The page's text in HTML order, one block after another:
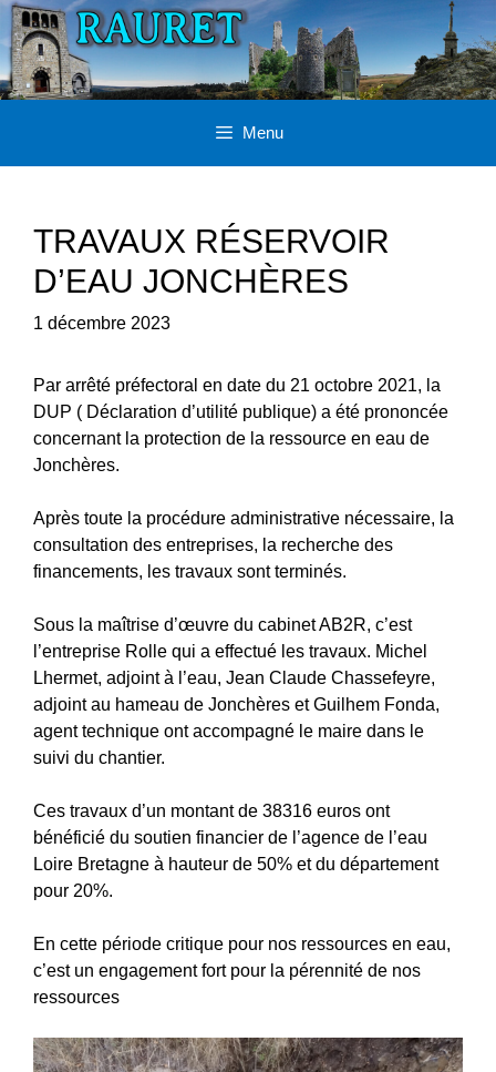
Aller
au
contenu
Menu
TRAVAUX RÉSERVOIR
D’EAU JONCHÈRES
1 décembre 2023
Par arrêté préfectoral en date du 21 octobre 2021, la
DUP ( Déclaration d’utilité publique) a été prononcée
concernant la protection de la ressource en eau de
Jonchères.
Après toute la procédure administrative nécessaire, la
consultation des entreprises, la recherche des
financements, les travaux sont terminés.
Sous la maîtrise d’œuvre du cabinet AB2R, c’est
l’entreprise Rolle qui a effectué les travaux. Michel
Lhermet, adjoint à l’eau, Jean Claude Chassefeyre,
adjoint au hameau de Jonchères et Guilhem Fonda,
agent technique ont accompagné le maire dans le
suivi du chantier.
Ces travaux d’un montant de 38316 euros ont
bénéficié du soutien financier de l’agence de l’eau
Loire Bretagne à hauteur de 50% et du département
pour 20%.
En cette période critique pour nos ressources en eau,
c’est un engagement fort pour la pérennité de nos
ressources